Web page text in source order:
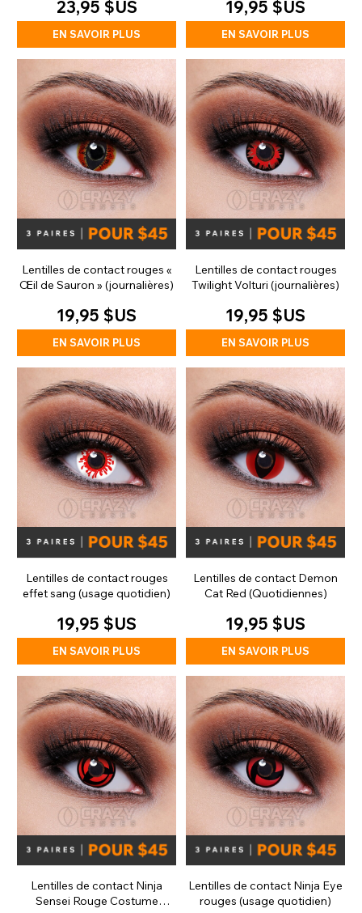
23,95 $US
EN SAVOIR PLUS
19,95 $US
EN SAVOIR PLUS
Lentilles de contact rouges «
Œil de Sauron » (journalières)
19,95 $US
EN SAVOIR PLUS
Lentilles de contact rouges
Twilight Volturi (journalières)
19,95 $US
EN SAVOIR PLUS
Lentilles de contact rouges
effet sang (usage quotidien)
19,95 $US
EN SAVOIR PLUS
Lentilles de contact Demon
Cat Red (Quotidiennes)
19,95 $US
EN SAVOIR PLUS
Lentilles de contact Ninja
Sensei Rouge Costume
Lentilles de contact Ninja Eye
rouges (usage quotidien)